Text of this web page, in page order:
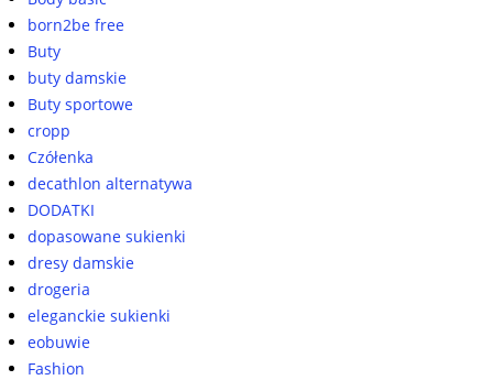
born2be free
Buty
buty damskie
Buty sportowe
cropp
Czółenka
decathlon alternatywa
DODATKI
dopasowane sukienki
dresy damskie
drogeria
eleganckie sukienki
eobuwie
Fashion